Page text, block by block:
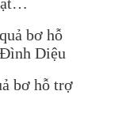
bơ hỗ trợ